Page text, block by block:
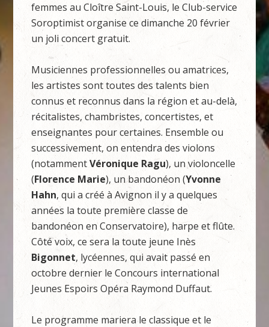
femmes au Cloître Saint-Louis, le Club-service
Soroptimist organise ce dimanche 20 février
un joli concert gratuit.
Musiciennes professionnelles ou amatrices,
les artistes sont toutes des talents bien
connus et reconnus dans la région et au-delà,
récitalistes, chambristes, concertistes, et
enseignantes pour certaines. Ensemble ou
successivement, on entendra des violons
(notammentVéronique Ragu), un violoncelle
(Florence Marie), un bandonéon (Yvonne
Hahn, qui a créé à Avignon il y a quelques
années la toute première classe de
bandonéon en Conservatoire), harpe et flûte.
Côté voix, ce sera la toute jeune Inès
Bigonnet, lycéennes, qui avait passé en
octobre dernier le Concours international
Jeunes Espoirs Opéra Raymond Duffaut.
Le programme mariera le classique et le